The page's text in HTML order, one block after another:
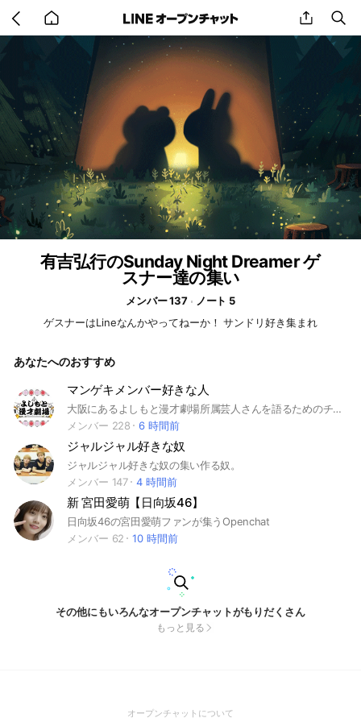
back
to
home
share
有吉弘行のSunday Night Dreamer ゲ
スナー達の集い
メンバー 137
ノート 5
ゲスナーはLineなんかやってねーか！ サンドリ好き集まれ
あなたへのおすすめ
マンゲキメンバー好きな人
大阪にあるよしもと漫才劇場所属芸人さんを語るためのチャット！！気軽にゆるーく、お話しましょう！ ライブレポートや感想も大歓迎！！よかったら、好きな芸人さんをアイコンにしてください👍 #お笑い #よしもと漫才劇場
メンバー 228
6 時間前
ジャルジャル好きな奴
ジャルジャル好きな奴の集い作る奴。
メンバー 147
4 時間前
新 宮田愛萌【日向坂46】
日向坂46の宮田愛萌ファンが集うOpenchat
メンバー 62
10 時間前
その他にもいろんなオープンチャットがもりだくさん
もっと見る
オープンチャットについて